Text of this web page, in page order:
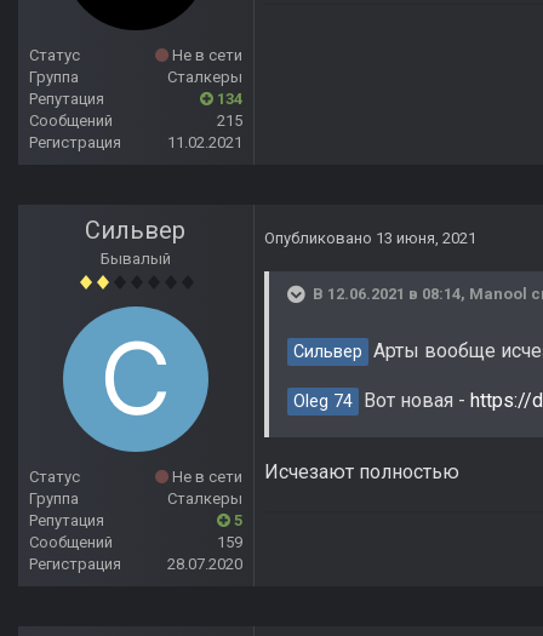
Статус
Не в сети
Группа
Сталкеры
Репутация
134
Сообщений
215
Регистрация
11.02.2021
Сильвер
Бывалый
Статус
Не в сети
Группа
Сталкеры
Репутация
5
Сообщений
159
Регистрация
28.07.2020
Опубликовано 13 июня, 2021
В 12.06.2021 в 08:14, Manool
Сильвер Арты вообще
Oleg 74 Вот новая - https://
Исчезают полностью